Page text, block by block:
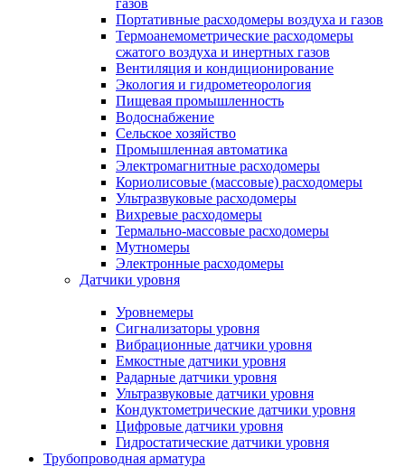
газов
Портативные расходомеры воздуха и газов
Термоанемометрические расходомеры
сжатого воздуха и инертных газов
Вентиляция и кондиционирование
Экология и гидрометеорология
Пищевая промышленность
Водоснабжение
Сельское хозяйство
Промышленная автоматика
Электромагнитные расходомеры
Кориолисовые (массовые) расходомеры
Ультразвуковые расходомеры
Вихревые расходомеры
Термально-массовые расходомеры
Мутномеры
Электронные расходомеры
Датчики уровня
Уровнемеры
Сигнализаторы уровня
Вибрационные датчики уровня
Емкостные датчики уровня
Радарные датчики уровня
Ультразвуковые датчики уровня
Кондуктометрические датчики уровня
Цифровые датчики уровня
Гидростатические датчики уровня
Трубопроводная арматура